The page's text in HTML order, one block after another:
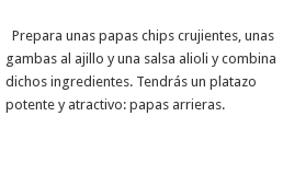
Prepara unas papas chips crujientes, unas
gambas al ajillo y una salsa alioli y combina
dichos ingredientes. Tendrás un platazo
potente y atractivo: papas arrieras.